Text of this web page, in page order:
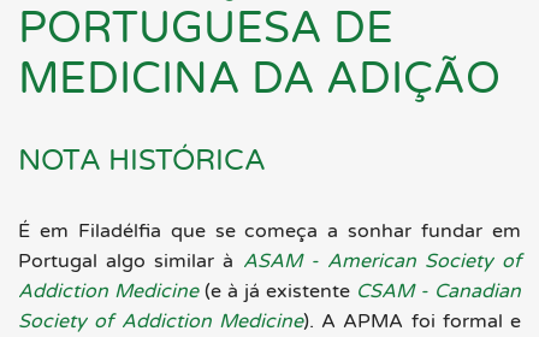
PORTUGUESA DE
MEDICINA DA ADIÇÃO
NOTA HISTÓRICA
É em Filadélfia que se começa a sonhar fundar em
Portugal algo similar à ASAM - American Society of
Addiction Medicine(e à já existente CSAM - Canadian
Society of Addiction Medicine). A APMA foi formal e